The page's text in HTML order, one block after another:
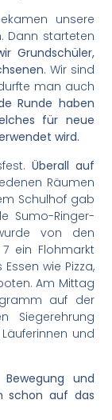
unsere
Dann starteten
Grundschüler,
. Wir sind
man auch
Runde haben
für neue
wird.
Überall auf
Räumen
Schulhof gab
Sumo-Ringer-
von den
ein Flohmarkt
wie Pizza,
Am Mittag
auf der
Siegerehrung
und
und
schon auf das